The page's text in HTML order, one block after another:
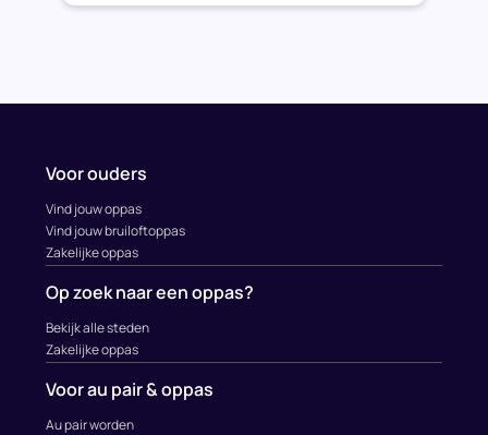
Voor ouders
Vind jouw oppas
Vind jouw bruiloftoppas
Zakelijke oppas
Op zoek naar een oppas?
Bekijk alle steden
Zakelijke oppas
Voor au pair & oppas
Au pair worden